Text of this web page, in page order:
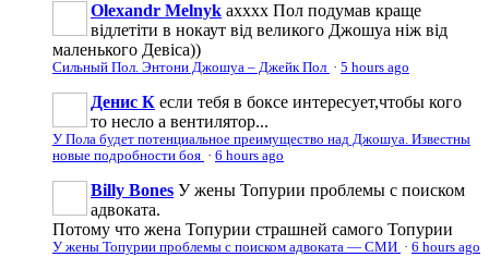
Olexandr Melnyk ахххх Пол подумав краще
відлетіти в нокаут від великого Джошуа ніж від
маленького Девіса))
Сильный Пол. Энтони Джошуа – Джейк Пол · 5 hours ago
Денис К если тебя в боксе интересует,чтобы кого
то несло а вентилятор...
У Пола будет потенциальное преимущество над Джошуа. Известны
новые подробности боя · 6 hours ago
Billy Bones У жены Топурии проблемы с поиском
адвоката.
Потому что жена Топурии страшней самого Топурии
У жены Топурии проблемы с поиском адвоката — СМИ · 6 hours ago